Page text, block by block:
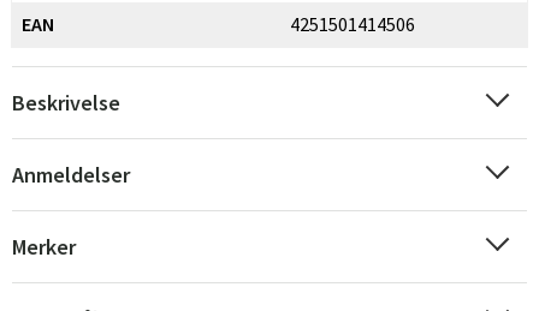
EAN 4251501414506
Beskrivelse
Anmeldelser
Merker